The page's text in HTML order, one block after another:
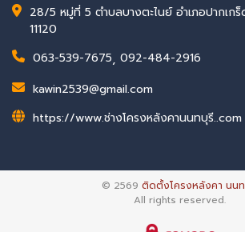
28/5 หมู่ที่ 5 ตำบลบางตะไนย์ อำเภอปากเก
11120
063-539-7675, 092-484-2916
kawin2539@gmail.com
https://www.ช่างโครงหลังคานนทบุรี..com
© 2569 ติดตั้งโครงหลังคา นน
All rights reserved.